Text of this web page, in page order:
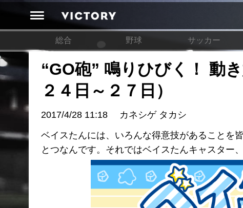
総合 野球 サッカー
“GO砲” 鳴りひびく！ 動
２４日～２７日）
2017/4/28 11:18
カネシゲ タカシ
ベイスたんには、いろんな得意技があること
とつなんです。それではベイスたんキャスター